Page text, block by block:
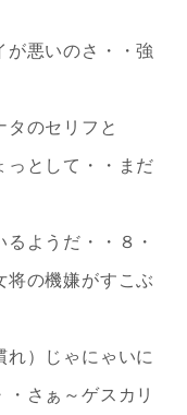
悪いのさ・・強
のセリフと
っとして・・まだ
ようだ・・８・
将の機嫌がすこぶ
）じゃにゃいに
さぁ～ゲスカリ